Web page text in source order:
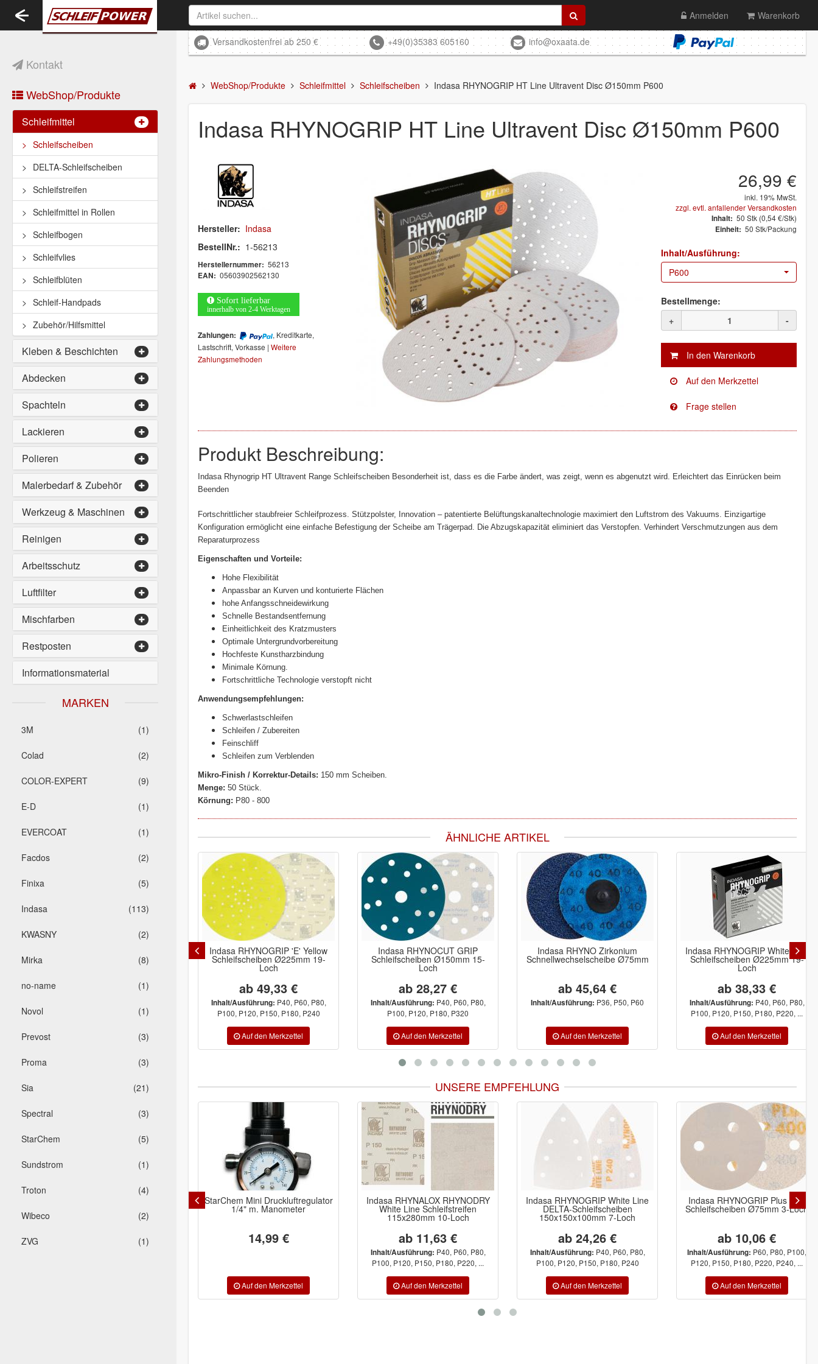
Kontakt
WebShop/Produkte
Schleifmittel
Schleifscheiben
DELTA-Schleifscheiben
Schleifstreifen
Schleifmittel in Rollen
Schleifbogen
Schleifvlies
Schleifblüten
Schleif-Handpads
Zubehör/Hilfsmittel
Kleben & Beschichten
Abdecken
Spachteln
Lackieren
Polieren
Malerbedarf & Zubehör
Werkzeug & Maschinen
Reinigen
Arbeitsschutz
Luftfilter
Mischfarben
Restposten
Informationsmaterial
MARKEN
(1)
3M
(2)
Colad
(9)
COLOR-EXPERT
(1)
E-D
(1)
EVERCOAT
(2)
Facdos
(5)
Finixa
(113)
Indasa
(2)
KWASNY
(8)
Mirka
(1)
no-name
(1)
Novol
(3)
Prevost
(3)
Proma
(21)
Sia
(3)
Spectral
(5)
StarChem
(1)
Sundstrom
(4)
Troton
(2)
Wibeco
(1)
ZVG
Toggle
navigation
Anmelden Warenkorb
Versandkostenfrei ab 250 € +49(0)35383 605160 info@oxaata.de
WebShop/Produkte Schleifmittel Schleifscheiben Indasa RHYNOGRIP HT Line Ultravent Disc Ø150mm P600
Indasa RHYNOGRIP HT Line Ultravent Disc Ø150mm P600
Hersteller: Indasa
BestellNr.: 1-56213
Herstellernummer: 56213
EAN: 05603902562130
Sofort lieferbar
innerhalb von 2-4 Werktagen
Zahlungen:
, Kreditkarte,
Lastschrift, Vorkasse | Weitere
Zahlungsmethoden
26,99 €
inkl. 19% MwSt.
zzgl. evtl. anfallender Versandkosten
Inhalt: 50 Stk (0,54 €/Stk)
Einheit: 50 Stk/Packung
Inhalt/Ausführung:
P600
Bestellmenge:
+
-
Produkt Beschreibung:
Indasa Rhynogrip HT Ultravent Range Schleifscheiben Besonderheit ist, dass es die Farbe ändert, was zeigt, wenn es abgenutzt wird. Erleichtert das Einrücken beim
Beenden
Fortschrittlicher staubfreier Schleifprozess. Stützpolster, Innovation – patentierte Belüftungskanaltechnologie maximiert den Luftstrom des Vakuums. Einzigartige
Konfiguration ermöglicht eine einfache Befestigung der Scheibe am Trägerpad. Die Abzugskapazität eliminiert das Verstopfen. Verhindert Verschmutzungen aus dem
Reparaturprozess
Eigenschaften und Vorteile:
Hohe Flexibilität
Anpassbar an Kurven und konturierte Flächen
hohe Anfangsschneidewirkung
Schnelle Bestandsentfernung
Einheitlichkeit des Kratzmusters
Optimale Untergrundvorbereitung
Hochfeste Kunstharzbindung
Minimale Körnung.
Fortschrittliche Technologie verstopft nicht
Anwendungsempfehlungen:
Schwerlastschleifen
Schleifen / Zubereiten
Feinschliff
Schleifen zum Verblenden
Mikro-Finish / Korrektur-Details: 150 mm Scheiben.
Menge: 50 Stück.
Körnung: P80 - 800
ÄHNLICHE ARTIKEL
Indasa RHYNOGRIP 'E' Yellow
Schleifscheiben Ø225mm 19-
Loch
ab 49,33 €
Inhalt/Ausführung: P40, P60, P80,
P100, P120, P150, P180, P240
Indasa RHYNOCUT GRIP
Schleifscheiben Ø150mm 15-
Loch
ab 28,27 €
Inhalt/Ausführung: P40, P60, P80,
P100, P120, P180, P320
Indasa RHYNO Zirkonium
Schnellwechselscheibe Ø75mm
ab 45,64 €
Inhalt/Ausführung: P36, P50, P60
Indasa RHYNOGRIP White Line
Schleifscheiben Ø225mm 19-
Loch
ab 38,33 €
Inhalt/Ausführung: P40, P60, P80,
P100, P120, P150, P180, P220, ...
UNSERE EMPFEHLUNG
StarChem Mini Druckluftregulator
1/4" m. Manometer
14,99 €
Indasa RHYNALOX RHYNODRY
White Line Schleifstreifen
115x280mm 10-Loch
ab 11,63 €
Inhalt/Ausführung: P40, P60, P80,
P100, P120, P150, P180, P220, ...
Indasa RHYNOGRIP White Line
DELTA-Schleifscheiben
150x150x100mm 7-Loch
ab 24,26 €
Inhalt/Ausführung: P40, P60, P80,
P100, P120, P150, P180, P240
Indasa RHYNOGRIP Plus Line
Schleifscheiben Ø75mm 3-Loch
ab 10,06 €
Inhalt/Ausführung: P60, P80, P100,
P120, P150, P180, P220, P240, ...